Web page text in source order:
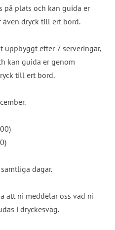
på plats och kan guida er
dryck till ert bord.
efter 7 serveringar,
kan guida er genom
till ert bord.
dagar.
att ni meddelar oss vad ni
i dryckesväg.